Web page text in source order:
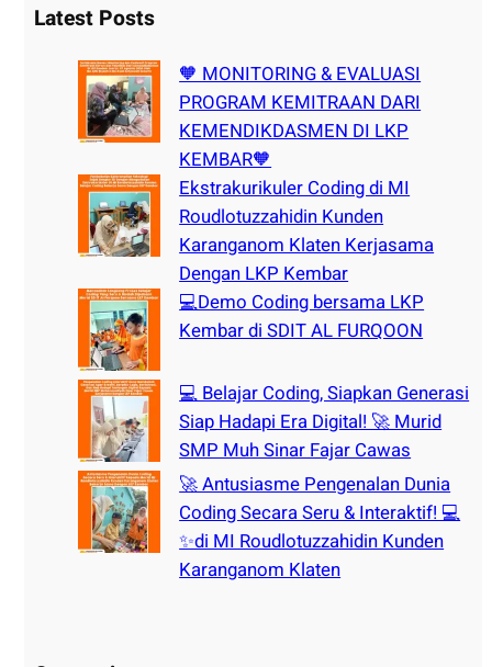
rLatest Posts
🧡 MONITORING & EVALUASI
PROGRAM KEMITRAAN DARI
KEMENDIKDASMEN DI LKP
KEMBAR🧡
Ekstrakurikuler Coding di MI
Roudlotuzzahidin Kunden
Karanganom Klaten Kerjasama
Dengan LKP Kembar
💻Demo Coding bersama LKP
Kembar di SDIT AL FURQOON
💻 Belajar Coding, Siapkan Generasi
Siap Hadapi Era Digital! 🚀 Murid
SMP Muh Sinar Fajar Cawas
🚀 Antusiasme Pengenalan Dunia
Coding Secara Seru & Interaktif! 💻
✨di MI Roudlotuzzahidin Kunden
Karanganom Klaten